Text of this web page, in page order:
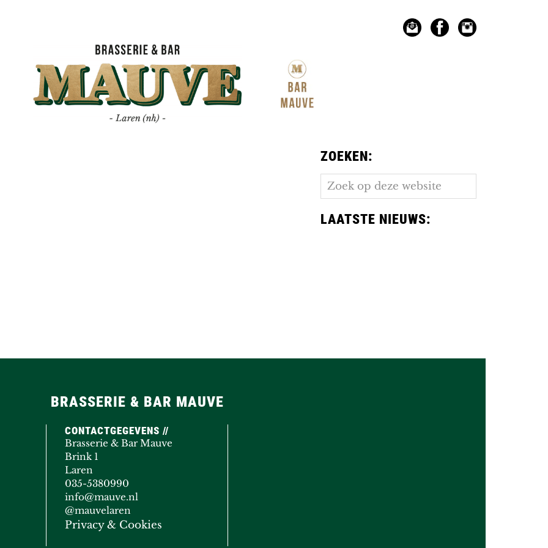
ZOEKEN:
Zoek
op
deze
website
LAATSTE NIEUWS:
BRASSERIE & BAR MAUVE
CONTACTGEGEVENS //
Brasserie & Bar Mauve
Brink 1
Laren
035-5380990
info@mauve.nl
@mauvelaren
Privacy & Cookies